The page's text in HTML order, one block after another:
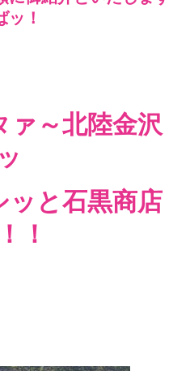
ッ！
ァ～北陸金沢
ッ
ッと石黒商店
！